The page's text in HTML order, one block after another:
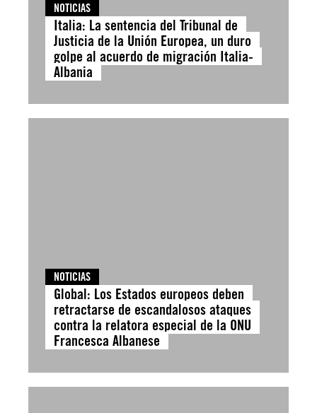
NOTICIAS
Italia: La sentencia del Tribunal de
Justicia de la Unión Europea, un duro
golpe al acuerdo de migración Italia-
Albania
NOTICIAS
Global: Los Estados europeos deben
retractarse de escandalosos ataques
contra la relatora especial de la ONU
Francesca Albanese